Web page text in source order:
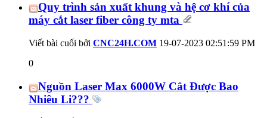
Quy trình sản xuất khung và hệ cơ khí của
máy cắt laser fiber công ty mta
Viết bài cuối bởi CNC24H.COM 19-07-2023 02:51:59 PM
0
Nguồn Laser Max 6000W Cắt Được Bao
Nhiêu Li???